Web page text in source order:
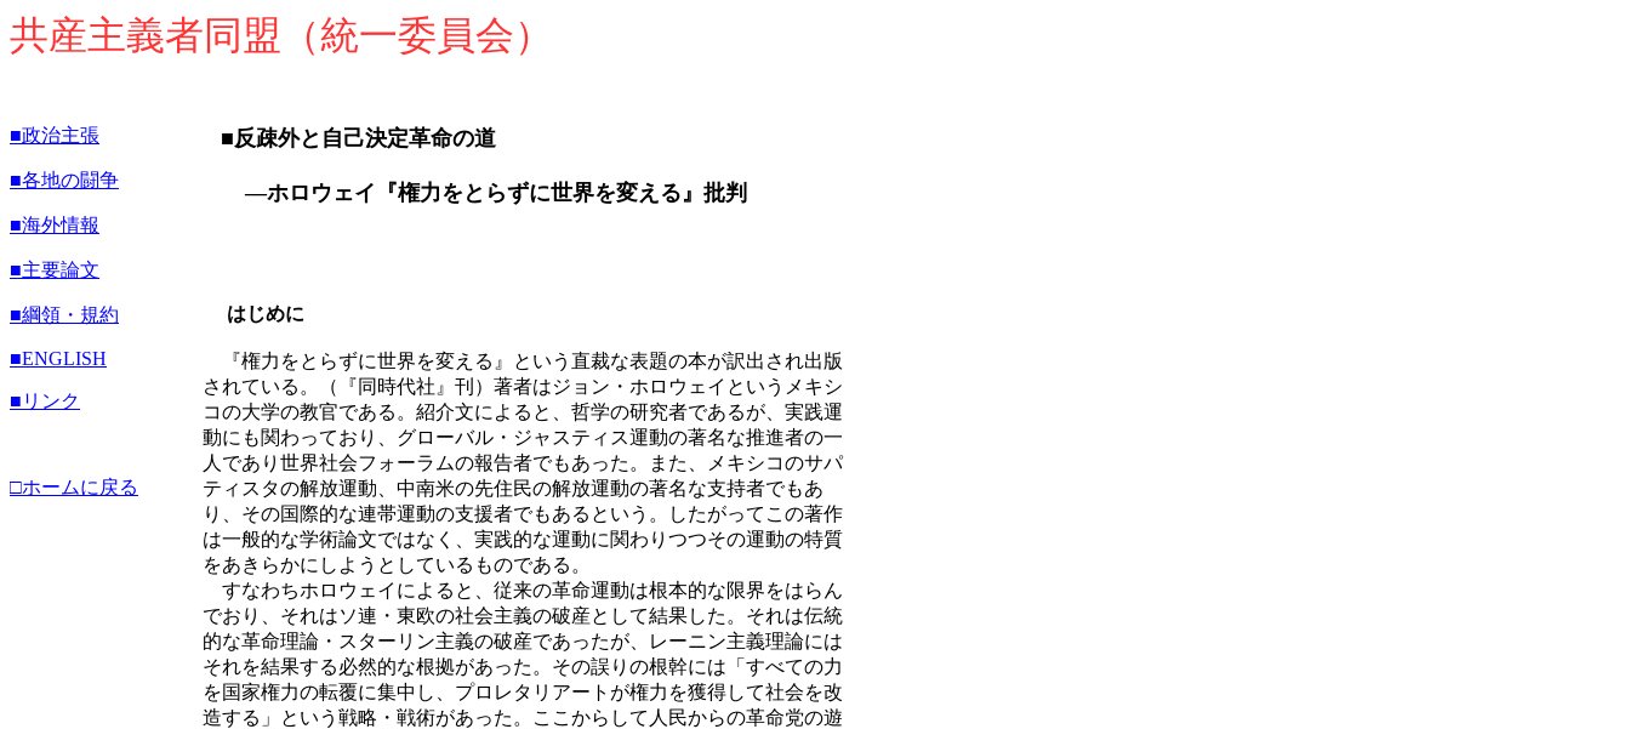
共産主義者同盟（統一委員会）
■政治主張
■各地の闘争
■海外情報
■主要論文
■綱領・規約
■ENGLISH
■リンク
□ホームに戻る
■反疎外と自己決定革命の道
―ホロウェイ『権力をとらずに世界を変える』批判
はじめに
『権力をとらずに世界を変える』という直裁な表題の本が訳出され出版
されている。（『同時代社』刊）著者はジョン・ホロウェイというメキシ
コの大学の教官である。紹介文によると、哲学の研究者であるが、実践運
動にも関わっており、グローバル・ジャスティス運動の著名な推進者の一
人であり世界社会フォーラムの報告者でもあった。また、メキシコのサパ
ティスタの解放運動、中南米の先住民の解放運動の著名な支持者でもあ
り、その国際的な連帯運動の支援者でもあるという。したがってこの著作
は一般的な学術論文ではなく、実践的な運動に関わりつつその運動の特質
をあきらかにしようとしているものである。
すなわちホロウェイによると、従来の革命運動は根本的な限界をはらん
でおり、それはソ連・東欧の社会主義の破産として結果した。それは伝統
的な革命理論・スターリン主義の破産であったが、レーニン主義理論には
それを結果する必然的な根拠があった。その誤りの根幹には「すべての力
を国家権力の転覆に集中し、プロレタリアートが権力を獲得して社会を改
造する」という戦略・戦術があった。ここからして人民からの革命党の遊